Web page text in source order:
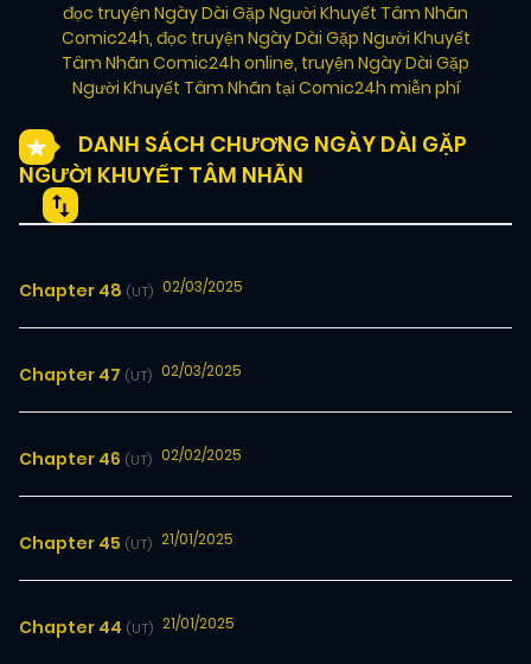
đọc truyện Ngày Dài Gặp Người Khuyết Tâm Nhãn
Comic24h, đọc truyện Ngày Dài Gặp Người Khuyết
Tâm Nhãn Comic24h online, truyện Ngày Dài Gặp
Người Khuyết Tâm Nhãn tại Comic24h miễn phí
DANH SÁCH CHƯƠNG NGÀY DÀI GẶP
NGƯỜI KHUYẾT TÂM NHÃN
Chapter 48 (UT) 02/03/2025
Chapter 47 (UT) 02/03/2025
Chapter 46 (UT) 02/02/2025
Chapter 45 (UT) 21/01/2025
Chapter 44 (UT) 21/01/2025